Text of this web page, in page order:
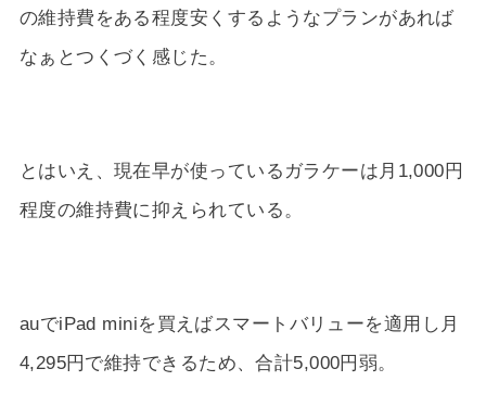
の維持費をある程度安くするようなプランがあれば
なぁとつくづく感じた。
とはいえ、現在早が使っているガラケーは月1,000円
程度の維持費に抑えられている。
auでiPad miniを買えばスマートバリューを適用し月
4,295円で維持できるため、合計5,000円弱。